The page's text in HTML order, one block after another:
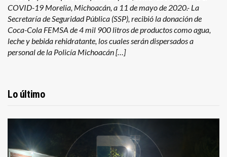
COVID-19 Morelia, Michoacán, a 11 de mayo de 2020.- La
Secretaría de Seguridad Pública (SSP), recibió la donación de
Coca-Cola FEMSA de 4 mil 900 litros de productos como agua,
leche y bebida rehidratante, los cuales serán dispersados a
personal de la Policía Michoacán […]
Lo último